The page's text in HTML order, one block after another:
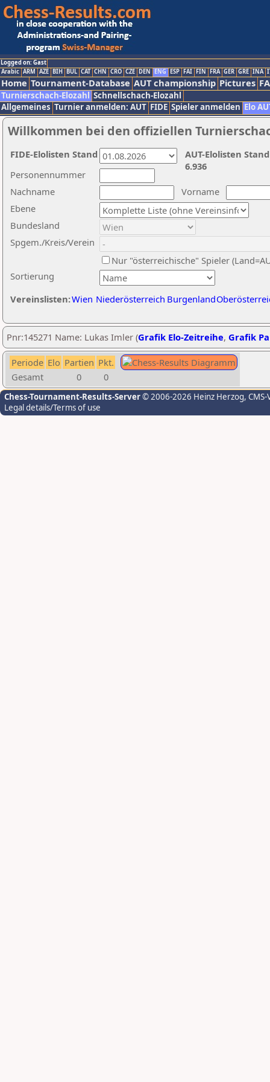
Logged on: Gast
Arabic ARM AZE BIH BUL CAT CHN CRO CZE DEN ENG ESP FAI FIN FRA GER GRE INA
Home Tournament-Database AUT championship Pictures
Turnierschach-Elozahl Schnellschach-Elozahl
Allgemeines Turnier anmelden: AUT FIDE Spieler anmelden Elo
Willkommen bei den offiziellen
Nachname
Vorname
Ebene
Sortierung
Personennummer
Bundesland
Spgem./Kreis/Verein
Nur "österreichische" Spieler
Vereinslisten:Wien Niederösterreich Burgenland
AUT-Elolisten
6.936
FIDE-Elolisten Stand
Pnr:145271 Name: Lukas Imler (Grafik Elo-Zeitreihe, Grafik
Periode Elo Partien Pkt.
Gesamt
0 0
Chess-Tournament-Results-Server© 2006-2026 Heinz Herzog,
Legal details/Terms of use